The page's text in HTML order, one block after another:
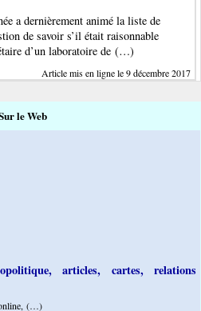
a dernièrement animé la liste de
de savoir s’il était raisonnable
d’un laboratoire de (…)
Article mis en ligne le 9 décembre 2017
le Web
articles, cartes, relations
(…)